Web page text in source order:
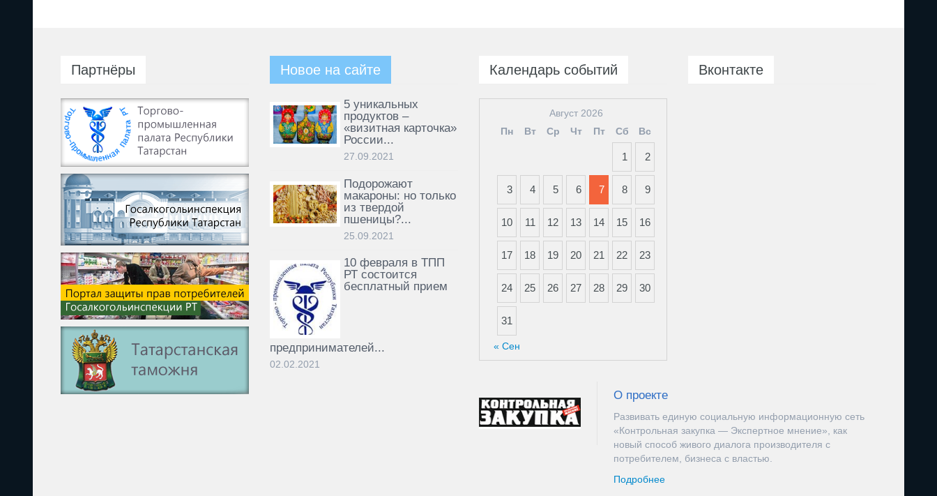
Партнёры Новое на сайте
5 уникальных
продуктов –
«визитная карточка»
России...
27.09.2021
Подорожают
макароны: но только
из твердой
пшеницы?...
25.09.2021
10 февраля в ТПП
РТ состоится
бесплатный прием
предпринимателей...
02.02.2021
Календарь событий
Август 2026
Пн
Вт Ср Чт Пт Сб Вс
1 2
3 4 5 6 7 8 9
10 11 12 13 14 15 16
17 18 19 20 21 22 23
24 25 26 27 28 29 30
31
« Сен
Вконтакте
О проекте
Развивать единую социальную информационную сеть
«Контрольная закупка — Экспертное мнение», как
новый способ живого диалога производителя с
потребителем, бизнеса с властью.
Подробнее